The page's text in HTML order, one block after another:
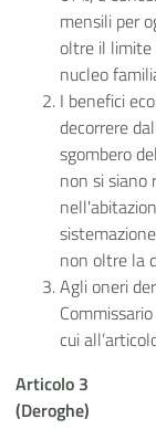
mensili per
oltre il limite
nucleo
I benefici
decorrere
sgombero
non si siano
non oltre la
Agli oneri
cui
Articolo 3
(Deroghe)